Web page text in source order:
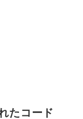
たコード